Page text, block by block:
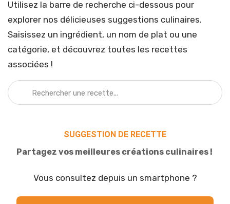
Utilisez la barre de recherche ci-dessous pour
explorer nos délicieuses suggestions culinaires.
Saisissez un ingrédient, un nom de plat ou une
catégorie, et découvrez toutes les recettes
associées !
SUGGESTION DE RECETTE
Partagez vos meilleures créations culinaires !
Vous consultez depuis un smartphone ?